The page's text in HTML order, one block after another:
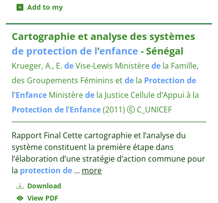
Add to my
Download
View PDF
Cartographie et analyse des systèmes
de protection de l’enfance - Sénégal
Krueger, A., E. deVise-Lewis Ministèrede la Famille,
des Groupements Féminins etde la Protection de
l’Enfance Ministèrede la Justice Cellule d’Appui à la
Protection de l’Enfance(2011) C_UNICEF
Rapport Final Cette cartographie et l’analyse du
système constituent la première étape dans
l’élaboration d’une stratégie d’action commune pour
la protection de ... more